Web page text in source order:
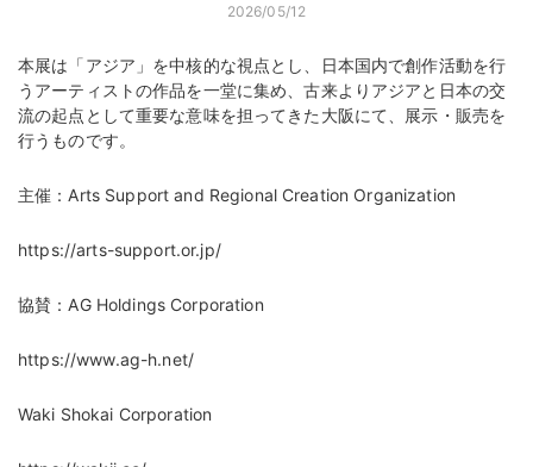
2026/05/12
本展は「アジア」を中核的な視点とし、日本国内で創作活動を行
うアーティストの作品を一堂に集め、古来よりアジアと日本の交
流の起点として重要な意味を担ってきた大阪にて、展示・販売を
行うものです。
主催：Arts Support and Regional Creation Organization
https://arts-support.or.jp/
協賛：AG Holdings Corporation
https://www.ag-h.net/
Waki Shokai Corporation